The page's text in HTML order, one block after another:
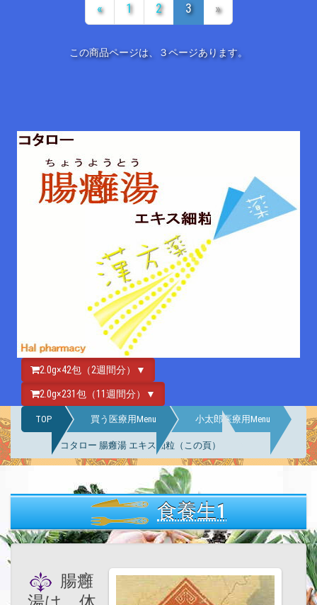
« 1 2 3 »
この商品ページは、３ページあります。
2.0g×42包（2週間分）▼
2.0g×231包（11週間分）▼
TOP 買う医療用Menu 小太郎医療用Menu
コタロー 腸癰湯 エキス細粒（この頁）
食養生1
腸癰